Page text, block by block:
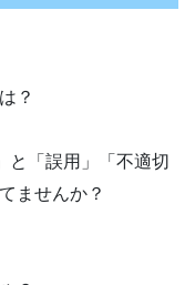
？
と「誤用」「不適切
ませんか？